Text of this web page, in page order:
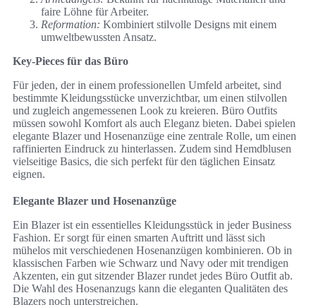
faire Löhne für Arbeiter.
Reformation: Kombiniert stilvolle Designs mit einem
umweltbewussten Ansatz.
Key-Pieces für das Büro
Für jeden, der in einem professionellen Umfeld arbeitet, sind
bestimmte Kleidungsstücke unverzichtbar, um einen stilvollen
und zugleich angemessenen Look zu kreieren. Büro Outfits
müssen sowohl Komfort als auch Eleganz bieten. Dabei spielen
elegante Blazer und Hosenanzüge eine zentrale Rolle, um einen
raffinierten Eindruck zu hinterlassen. Zudem sind Hemdblusen
vielseitige Basics, die sich perfekt für den täglichen Einsatz
eignen.
Elegante Blazer und Hosenanzüge
Ein Blazer ist ein essentielles Kleidungsstück in jeder Business
Fashion. Er sorgt für einen smarten Auftritt und lässt sich
mühelos mit verschiedenen Hosenanzügen kombinieren. Ob in
klassischen Farben wie Schwarz und Navy oder mit trendigen
Akzenten, ein gut sitzender Blazer rundet jedes Büro Outfit ab.
Die Wahl des Hosenanzugs kann die eleganten Qualitäten des
Blazers noch unterstreichen.